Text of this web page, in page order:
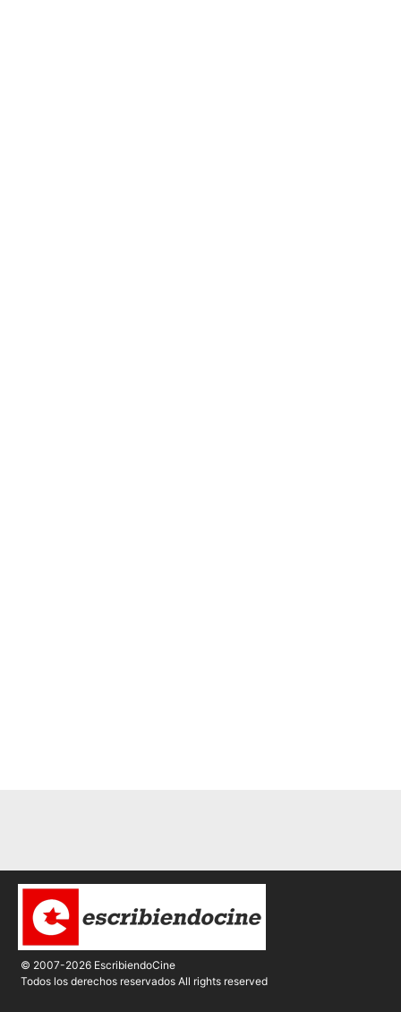
© 2007-2026 EscribiendoCine
Todos los derechos reservados All rights reserved